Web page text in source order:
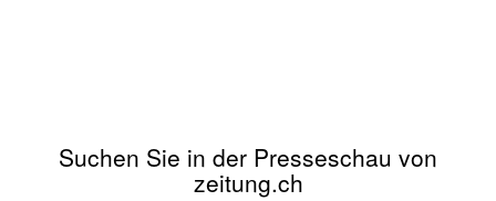
Suchen Sie in der Presseschau von
zeitung.ch